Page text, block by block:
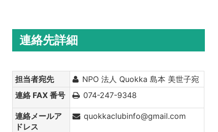
連絡先詳細
担当者宛先
NPO 法人 Quokka 島本 美世子宛
連絡 FAX 番号
074-247-9348
連絡メールア
ドレス
quokkaclubinfo@gmail.com